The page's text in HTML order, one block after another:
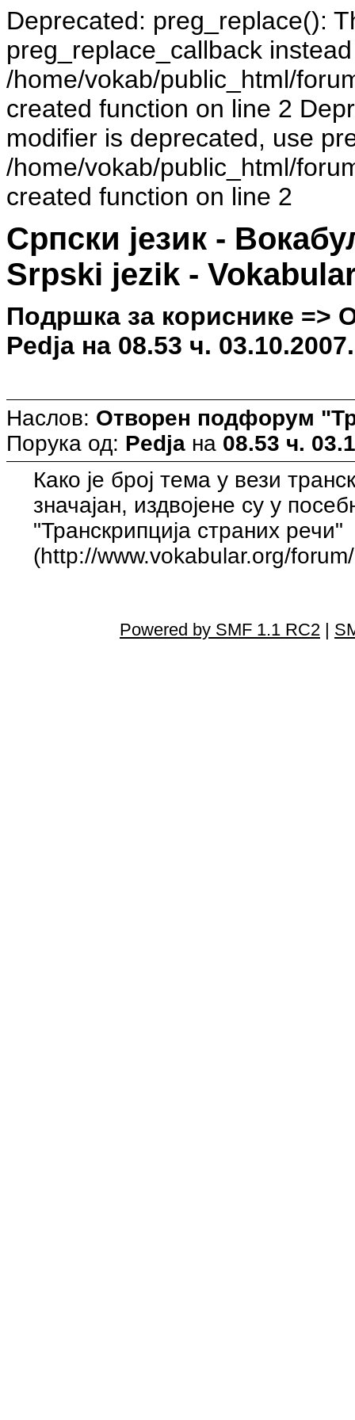
Deprecated: preg_replace():
preg_replace_callback
/home/vokab/public_html/
created function on line 2
modifier is deprecated, use
/home/vokab/public_html/
created function on line 2
Српски језик -
Srpski jezik -
Подршка за кориснике =>
Pedja на 08.53 ч. 03.10.2007.
Наслов: Отворен подфорум
Порука од: Pedja на 08.53 ч.
Како је број тема у вези
значајан, издвојене су у
"Транскрипција страних речи"
(http://www.vokabular.org/
Powered by SMF 1.1 RC2 |